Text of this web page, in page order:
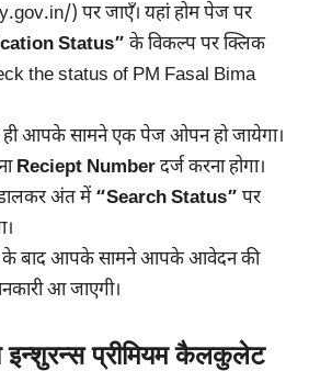
) पर जाएँ। यहां होम पेज पर
Status” के विकल्प पर क्लिक
the status of PM Fasal Bima
आपके सामने एक पेज ओपन हो जायेगा।
Reciept Numberदर्ज करना होगा।
अंत में“Search Status” पर
के बाद आपके सामने आपके आवेदन की
आ जाएगी।
इन्शुरन्स प्रीमियम कैलकुलेट